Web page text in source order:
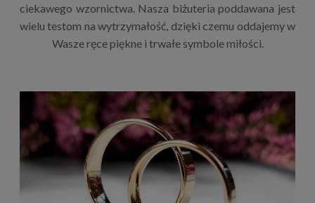
ciekawego wzornictwa. Nasza biżuteria poddawana jest
wielu testom na wytrzymałość, dzięki czemu oddajemy w
Wasze ręce piękne i trwałe symbole miłości.